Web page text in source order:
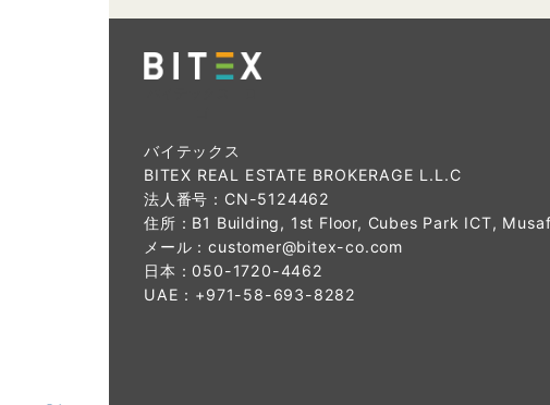
バイテックス
BITEX REAL ESTATE BROKERAGE L.L.C
法人番号：CN-5124462
住所：B1 Building, 1st Floor, Cubes Park ICT,
メール：customer@bitex-co.com
日本： 050-1720-4462
UAE： +971-58-693-8282‬